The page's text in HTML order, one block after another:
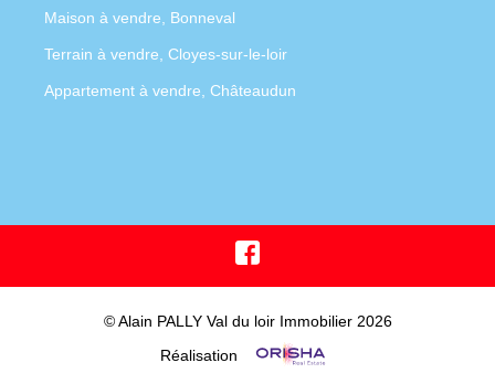
Maison à vendre, Bonneval
Terrain à vendre, Cloyes-sur-le-loir
Appartement à vendre, Châteaudun
© Alain PALLY Val du loir Immobilier 2026
Réalisation